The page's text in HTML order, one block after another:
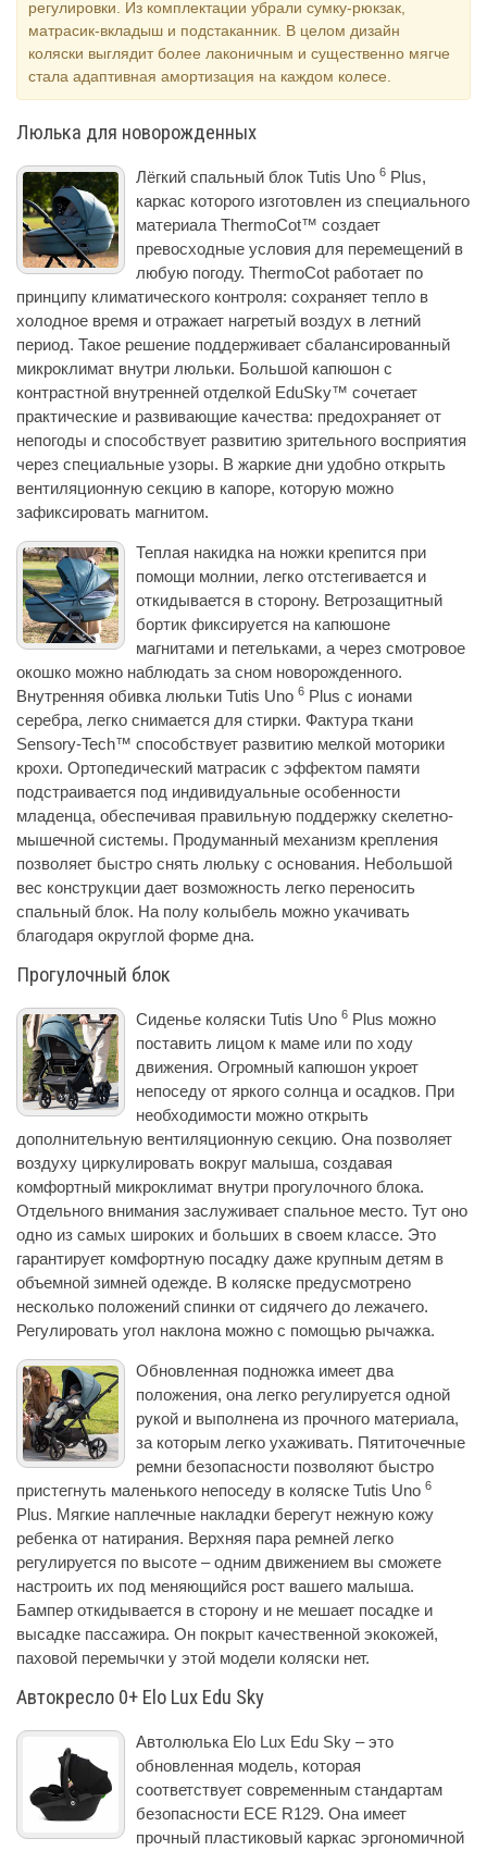
регулировки. Из комплектации убрали сумку-рюкзак,
матрасик-вкладыш и подстаканник. В целом дизайн
коляски выглядит более лаконичным и существенно мягче
стала адаптивная амортизация на каждом колесе.
Люлька для новорожденных
Лёгкий спальный блок Tutis Uno 6 Plus,
каркас которого изготовлен из специального
материала ThermoCot™ создает
превосходные условия для перемещений в
любую погоду. ThermoCot работает по
принципу климатического контроля: сохраняет тепло в
холодное время и отражает нагретый воздух в летний
период. Такое решение поддерживает сбалансированный
микроклимат внутри люльки. Большой капюшон с
контрастной внутренней отделкой EduSky™ сочетает
практические и развивающие качества: предохраняет от
непогоды и способствует развитию зрительного восприятия
через специальные узоры. В жаркие дни удобно открыть
вентиляционную секцию в капоре, которую можно
зафиксировать магнитом.
Теплая накидка на ножки крепится при
помощи молнии, легко отстегивается и
откидывается в сторону. Ветрозащитный
бортик фиксируется на капюшоне
магнитами и петельками, а через смотровое
окошко можно наблюдать за сном новорожденного.
Внутренняя обивка люльки Tutis Uno 6 Plus с ионами
серебра, легко снимается для стирки. Фактура ткани
Sensory-Tech™ способствует развитию мелкой моторики
крохи. Ортопедический матрасик с эффектом памяти
подстраивается под индивидуальные особенности
младенца, обеспечивая правильную поддержку скелетно-
мышечной системы. Продуманный механизм крепления
позволяет быстро снять люльку с основания. Небольшой
вес конструкции дает возможность легко переносить
спальный блок. На полу колыбель можно укачивать
благодаря округлой форме дна.
Прогулочный блок
Сиденье коляски Tutis Uno 6 Plus можно
поставить лицом к маме или по ходу
движения. Огромный капюшон укроет
непоседу от яркого солнца и осадков. При
необходимости можно открыть
дополнительную вентиляционную секцию. Она позволяет
воздуху циркулировать вокруг малыша, создавая
комфортный микроклимат внутри прогулочного блока.
Отдельного внимания заслуживает спальное место. Тут оно
одно из самых широких и больших в своем классе. Это
гарантирует комфортную посадку даже крупным детям в
объемной зимней одежде. В коляске предусмотрено
несколько положений спинки от сидячего до лежачего.
Регулировать угол наклона можно с помощью рычажка.
Обновленная подножка имеет два
положения, она легко регулируется одной
рукой и выполнена из прочного материала,
за которым легко ухаживать. Пятиточечные
ремни безопасности позволяют быстро
пристегнуть маленького непоседу в коляске Tutis Uno 6
Plus. Мягкие наплечные накладки берегут нежную кожу
ребенка от натирания. Верхняя пара ремней легко
регулируется по высоте – одним движением вы сможете
настроить их под меняющийся рост вашего малыша.
Бампер откидывается в сторону и не мешает посадке и
высадке пассажира. Он покрыт качественной экокожей,
паховой перемычки у этой модели коляски нет.
Автокресло 0+ Elo Lux Edu Sky
Автолюлька Elo Lux Edu Sky – это
обновленная модель, которая
соответствует современным стандартам
безопасности ECE R129. Она имеет
прочный пластиковый каркас эргономичной